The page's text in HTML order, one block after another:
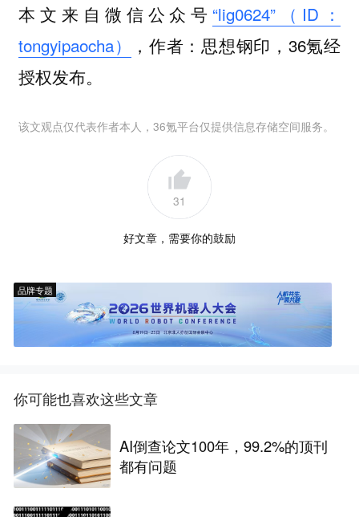
本文来自微信公众号 “lig0624”（ID：
tongyipaocha）
，作者：思想钢印，36氪经
授权发布。
该文观点仅代表作者本人，36氪平台仅提供信息存储空间服务。
31
好文章，需要你的鼓励
品牌专题
你可能也喜欢这些文章
AI倒查论文100年，99.2%的顶刊
都有问题